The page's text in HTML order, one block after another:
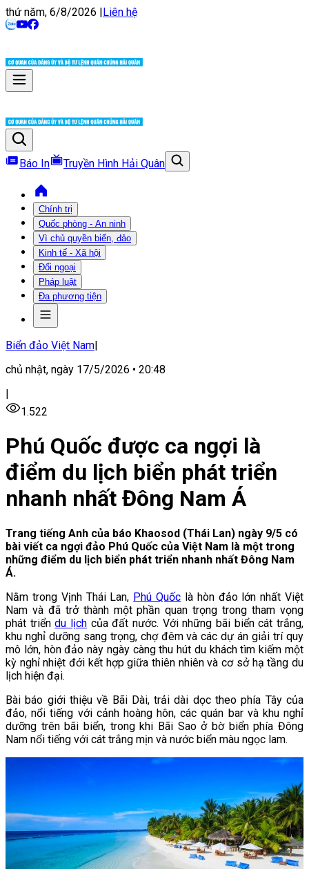
thứ năm, 6/8/2026 |Liên hệ
Báo In Truyền Hình Hải Quân
Chính trị
Quốc phòng - An ninh
Vì chủ quyền biển, đảo
Kinh tế - Xã hội
Đối ngoại
Pháp luật
Đa phương tiện
Biển đảo Việt Nam|
chủ nhật, ngày 17/5/2026 • 20:48
|
1.522
Phú Quốc được ca ngợi là
điểm du lịch biển phát triển
nhanh nhất Đông Nam Á
Trang tiếng Anh của báo Khaosod (Thái Lan) ngày 9/5 có
bài viết ca ngợi đảo Phú Quốc của Việt Nam là một trong
những điểm du lịch biển phát triển nhanh nhất Đông Nam
Á.
Nằm trong Vịnh Thái Lan, Phú Quốc là hòn đảo lớn nhất Việt
Nam và đã trở thành một phần quan trọng trong tham vọng
phát triển du lịch của đất nước. Với những bãi biển cát trắng,
khu nghỉ dưỡng sang trọng, chợ đêm và các dự án giải trí quy
mô lớn, hòn đảo này ngày càng thu hút du khách tìm kiếm một
kỳ nghỉ nhiệt đới kết hợp giữa thiên nhiên và cơ sở hạ tầng du
lịch hiện đại.
Bài báo giới thiệu về Bãi Dài, trải dài dọc theo phía Tây của
đảo, nổi tiếng với cảnh hoàng hôn, các quán bar và khu nghỉ
dưỡng trên bãi biển, trong khi Bãi Sao ở bờ biển phía Đông
Nam nổi tiếng với cát trắng mịn và nước biển màu ngọc lam.